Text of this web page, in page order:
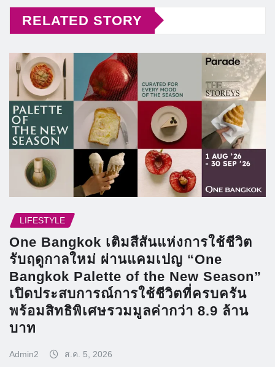
RELATED STORY
LIFESTYLE
One Bangkok เติมสีสันแห่งการใช้ชีวิต
รับฤดูกาลใหม่ ผ่านแคมเปญ “One
Bangkok Palette of the New Season”
เปิดประสบการณ์การใช้ชีวิตที่ครบครัน
พร้อมสิทธิพิเศษรวมมูลค่ากว่า 8.9 ล้าน
บาท
Admin2 ส.ค. 5, 2026